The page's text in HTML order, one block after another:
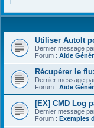
Utiliser AutoIt
Dernier message
Forum : Aide
Récupérer le
Dernier message
Forum : Aide
[EX] CMD Log
Dernier message
Forum : Exemples